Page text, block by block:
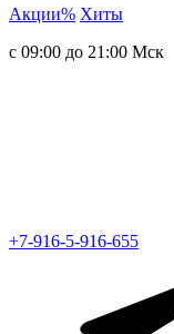
Акции% Хиты
с 09:00 до 21:00 Мск
+7-916-5-916-655